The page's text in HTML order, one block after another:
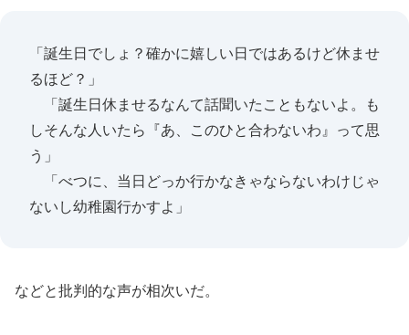
「誕生日でしょ？確かに嬉しい日ではあるけど休ませ
るほど？」
「誕生日休ませるなんて話聞いたこともないよ。も
しそんな人いたら『あ、このひと合わないわ』って思
う」
「べつに、当日どっか行かなきゃならないわけじゃ
ないし幼稚園行かすよ」
などと批判的な声が相次いだ。